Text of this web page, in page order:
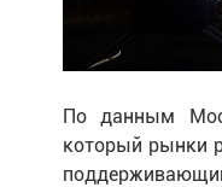
По данным
который рынки